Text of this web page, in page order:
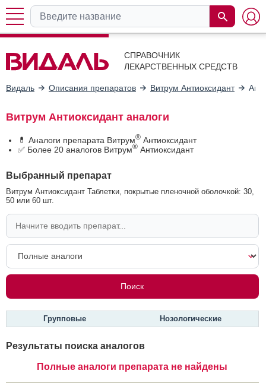
СПРАВОЧНИК
ЛЕКАРСТВЕННЫХ СРЕДСТВ
Видаль Описания препаратов Витрум Антиоксидант
Витрум Антиоксидант аналоги
💊 Аналоги препарата Витрум® Антиоксидант
✅ Более 20 аналогов Витрум® Антиоксидант
Выбранный препарат
Витрум Антиоксидант Таблетки, покрытые пленочной оболочкой: 30,
50 или 60 шт.
Групповые Нозологические
Результаты поиска аналогов
Полные аналоги препарата не найдены